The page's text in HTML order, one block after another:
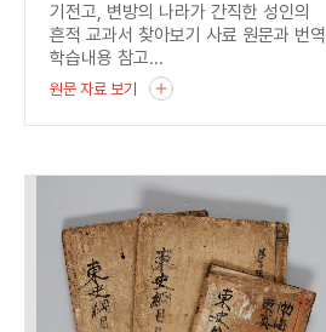
기전고, 변방의 나라가 간직한 성인의
흔적 교과서 찾아보기 사료 원문과 번역
학습내용 참고...
원문 자료 보기